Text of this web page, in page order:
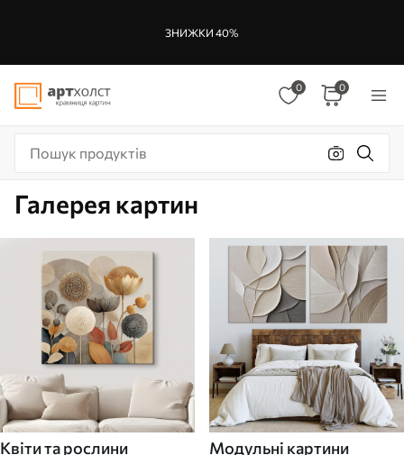
ЗНИЖКИ 40%
0 0
Галерея картин
Квіти та рослини Модульні картини